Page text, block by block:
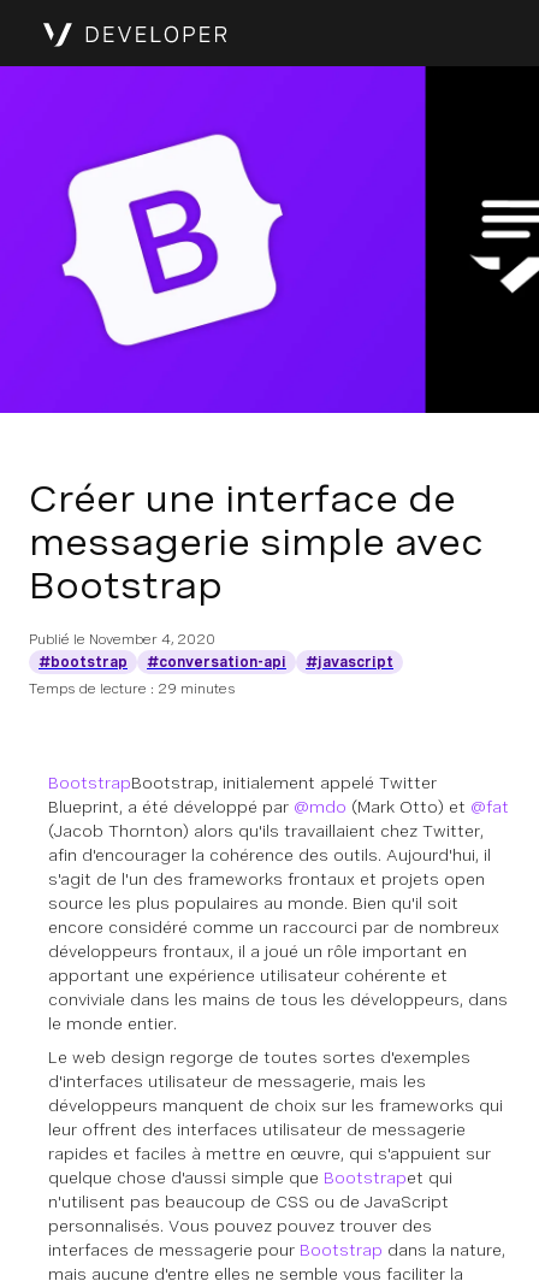
Créer une interface de
messagerie simple avec
Bootstrap
Publié le November 4, 2020
#bootstrap
#conversation-api
#javascript
Temps de lecture : 29 minutes
BootstrapBootstrap, initialement appelé Twitter
Blueprint, a été développé par @mdo (Mark Otto) et @fat
(Jacob Thornton) alors qu'ils travaillaient chez Twitter,
afin d'encourager la cohérence des outils. Aujourd'hui, il
s'agit de l'un des frameworks frontaux et projets open
source les plus populaires au monde. Bien qu'il soit
encore considéré comme un raccourci par de nombreux
développeurs frontaux, il a joué un rôle important en
apportant une expérience utilisateur cohérente et
conviviale dans les mains de tous les développeurs, dans
le monde entier.
Le web design regorge de toutes sortes d'exemples
d'interfaces utilisateur de messagerie, mais les
développeurs manquent de choix sur les frameworks qui
leur offrent des interfaces utilisateur de messagerie
rapides et faciles à mettre en œuvre, qui s'appuient sur
quelque chose d'aussi simple que Bootstrapet qui
n'utilisent pas beaucoup de CSS ou de JavaScript
personnalisés. Vous pouvez pouvez trouver des
interfaces de messagerie pour Bootstrap dans la nature,
mais aucune d'entre elles ne semble vous faciliter la